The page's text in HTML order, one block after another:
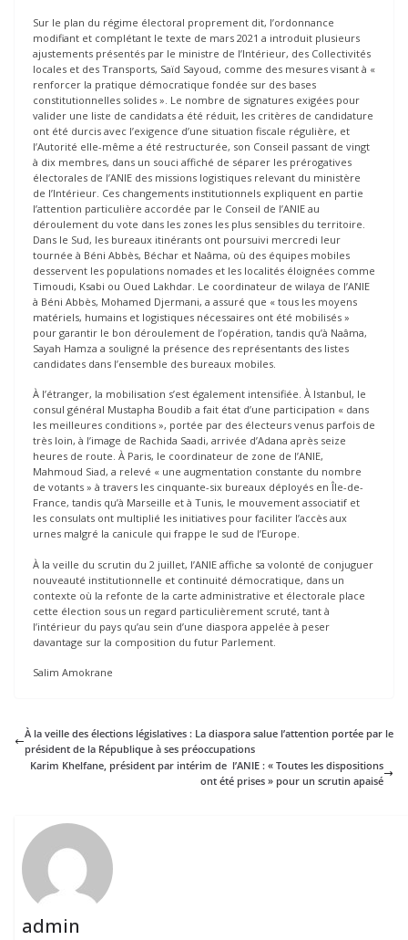
Sur le plan du régime électoral proprement dit, l’ordonnance
modifiant et complétant le texte de mars 2021 a introduit plusieurs
ajustements présentés par le ministre de l’Intérieur, des Collectivités
locales et des Transports, Saïd Sayoud, comme des mesures visant à «
renforcer la pratique démocratique fondée sur des bases
constitutionnelles solides ». Le nombre de signatures exigées pour
valider une liste de candidats a été réduit, les critères de candidature
ont été durcis avec l’exigence d’une situation fiscale régulière, et
l’Autorité elle-même a été restructurée, son Conseil passant de vingt
à dix membres, dans un souci affiché de séparer les prérogatives
électorales de l’ANIE des missions logistiques relevant du ministère
de l’Intérieur. Ces changements institutionnels expliquent en partie
l’attention particulière accordée par le Conseil de l’ANIE au
déroulement du vote dans les zones les plus sensibles du territoire.
Dans le Sud, les bureaux itinérants ont poursuivi mercredi leur
tournée à Béni Abbès, Béchar et Naâma, où des équipes mobiles
desservent les populations nomades et les localités éloignées comme
Timoudi, Ksabi ou Oued Lakhdar. Le coordinateur de wilaya de l’ANIE
à Béni Abbès, Mohamed Djermani, a assuré que « tous les moyens
matériels, humains et logistiques nécessaires ont été mobilisés »
pour garantir le bon déroulement de l’opération, tandis qu’à Naâma,
Sayah Hamza a souligné la présence des représentants des listes
candidates dans l’ensemble des bureaux mobiles.
À l’étranger, la mobilisation s’est également intensifiée. À Istanbul, le
consul général Mustapha Boudib a fait état d’une participation « dans
les meilleures conditions », portée par des électeurs venus parfois de
très loin, à l’image de Rachida Saadi, arrivée d’Adana après seize
heures de route. À Paris, le coordinateur de zone de l’ANIE,
Mahmoud Siad, a relevé « une augmentation constante du nombre
de votants » à travers les cinquante-six bureaux déployés en Île-de-
France, tandis qu’à Marseille et à Tunis, le mouvement associatif et
les consulats ont multiplié les initiatives pour faciliter l’accès aux
urnes malgré la canicule qui frappe le sud de l’Europe.
À la veille du scrutin du 2 juillet, l’ANIE affiche sa volonté de conjuguer
nouveauté institutionnelle et continuité démocratique, dans un
contexte où la refonte de la carte administrative et électorale place
cette élection sous un regard particulièrement scruté, tant à
l’intérieur du pays qu’au sein d’une diaspora appelée à peser
davantage sur la composition du futur Parlement.
Salim Amokrane
À la veille des élections législatives : La diaspora salue l’attention portée par le
président de la République à ses préoccupations
Karim Khelfane, président par intérim de l’ANIE : « Toutes les dispositions
ont été prises » pour un scrutin apaisé
admin